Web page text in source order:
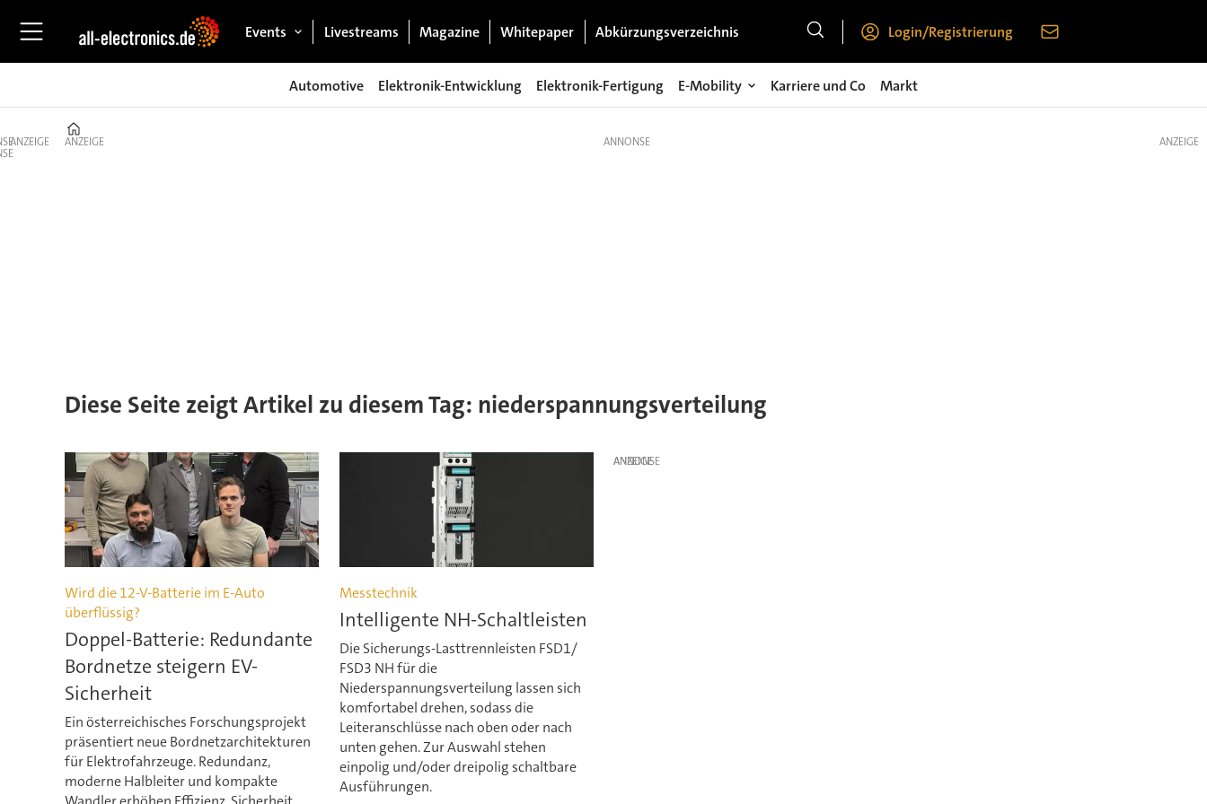
Events Livestreams Magazine Whitepaper Abkürzungsverzeichnis Login/Registrierung
Automotive Elektronik-Entwicklung Elektronik-Fertigung E-Mobility Karriere und Co Markt
ANZEIGE ANZEIGE
Diese Seite zeigt Artikel zu diesem Tag: niederspannungsverteilung
Wird die 12-V-Batterie im E-Auto
überflüssig?
Doppel-Batterie: Redundante
Bordnetze steigern EV-
Sicherheit
Ein österreichisches Forschungsprojekt
präsentiert neue Bordnetzarchitekturen
für Elektrofahrzeuge. Redundanz,
moderne Halbleiter und kompakte
Messtechnik
Intelligente NH-Schaltleisten
Die Sicherungs-Lasttrennleisten FSD1/
FSD3 NH für die
Niederspannungsverteilung lassen sich
komfortabel drehen, sodass die
Leiteranschlüsse nach oben oder nach
unten gehen. Zur Auswahl stehen
einpolig und/oder dreipolig schaltbare
Ausführungen.
ANZEIGE
ANZEIGE